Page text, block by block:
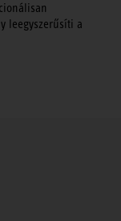
leegyszerűsíti a